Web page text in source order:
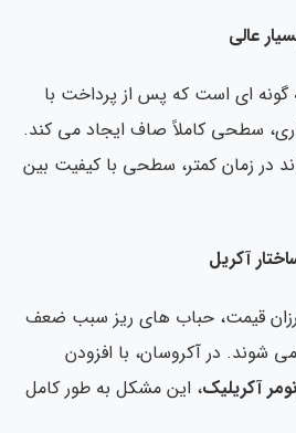
عالی
ای است که پس از پرداخت با
سطحی کاملاً صاف ایجاد می کند.
زمان کمتر، سطحی با کیفیت بین
آکریل
قیمت، حباب های ریز سبب ضعف
در آکروسان، با افزودن
آکریلیک، این مشکل به طور کامل